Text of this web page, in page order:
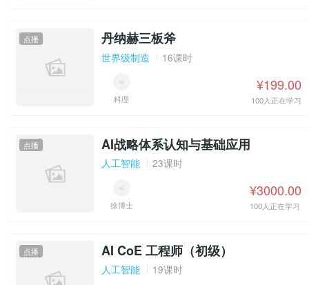
点播 丹纳赫三板斧
世界级制造 16课时
科理
¥199.00
100人正在学习
点播 AI战略体系认知与基础应用
人工智能 23课时
徐博士
¥3000.00
100人正在学习
点播 AI CoE 工程师（初级）
人工智能 19课时